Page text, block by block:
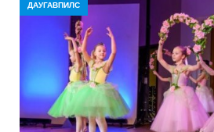
ДАУГАВПИЛС